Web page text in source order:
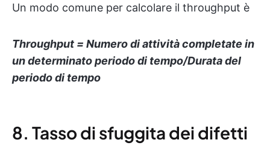
Un modo comune per calcolare il throughput è
Throughput = Numero di attività completate in
un determinato periodo di tempo/Durata del
periodo di tempo
8. Tasso di sfuggita dei difetti